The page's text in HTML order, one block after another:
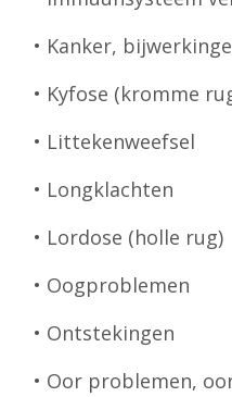
• Kanker,
• Kyfose (kromme
• Littekenweefsel
• Longklachten
• Lordose (holle rug)
• Oogproblemen
• Ontstekingen
• Oor problemen,